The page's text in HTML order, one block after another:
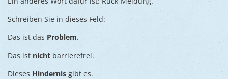
Schreiben Sie in dieses Feld:
Das ist das Problem.
Das ist nicht barrierefrei.
Dieses Hindernis gibt es.